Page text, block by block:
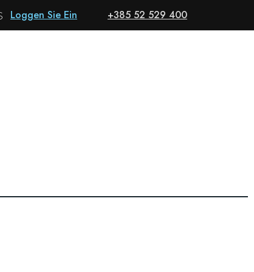
Loggen Sie Ein +385 52 529 400